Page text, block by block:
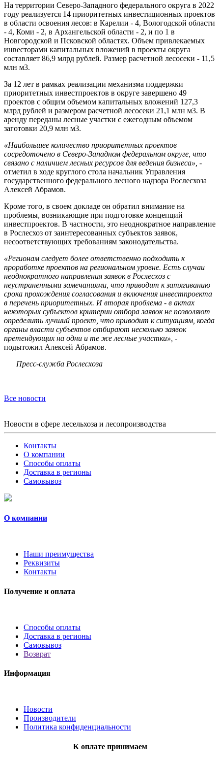
На территории Северо-Западного федерального округа в 2022
году реализуется 14 приоритетных инвестиционных проектов
в области освоения лесов: в Карелии - 4, Вологодской области
- 4, Коми - 2, в Архангельской области - 2, и по 1 в
Новгородской и Псковской областях. Объем привлекаемых
инвесторами капитальных вложений в проекты округа
составляет 86,9 млрд рублей. Размер расчетной лесосеки - 11,5
млн м3.
За 12 лет в рамках реализации механизма поддержки
приоритетных инвестпроектов в округе завершено 49
проектов с общим объемом капитальных вложений 127,3
млрд рублей и размером расчетной лесосеки 21,1 млн м3. В
аренду переданы лесные участки с ежегодным объемом
заготовки 20,9 млн м3.
«Наибольшее количество приоритетных проектов
сосредоточено в Северо-Западном федеральном округе, что
связано с наличием лесных ресурсов для ведения бизнеса», -
отметил в ходе круглого стола начальник Управления
государственного федерального лесного надзора Рослесхоза
Алексей Абрамов.
Кроме того, в своем докладе он обратил внимание на
проблемы, возникающие при подготовке концепций
инвестпроектов. В частности, это неоднократное направление
в Рослесхоз от заинтересованных субъектов заявок,
несоответствующих требованиям законодательства.
«Регионам следует более ответственно подходить к
проработке проектов на региональном уровне. Есть случаи
неоднократного направления заявок в Рослесхоз с
неустраненными замечаниями, что приводит к затягиванию
срока прохождения согласования и включения инвестпроекта
в перечень приоритетных. И вторая проблема - в актах
некоторых субъектов критерии отбора заявок не позволяют
определить лучший проект, что приводит к ситуациям, когда
органы власти субъектов отбирают несколько заявок
претендующих на одни и те же лесные участки», -
подытожил Алексей Абрамов.
Пресс-служба Рослесхоза
Все новости
Новости в сфере лесельхоза и лесопроизводства
Контакты
О компании
Способы оплаты
Доставка в регионы
Самовывоз
О компании
Наши преимущества
Реквизиты
Контакты
Получение и оплата
Способы оплаты
Доставка в регионы
Самовывоз
Возврат
Информация
Новости
Производители
Политика конфиденциальности
К оплате принимаем